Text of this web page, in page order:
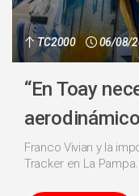
TC2000 06/08/
“En Toay
Franco Vivian y la
Tracker en La